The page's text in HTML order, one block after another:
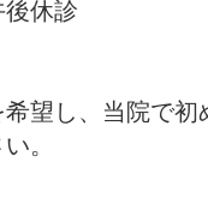
休診
望し、当院で初
。